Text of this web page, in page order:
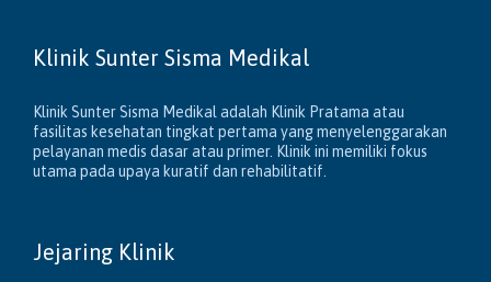
Klinik Sunter Sisma Medikal
Klinik Sunter Sisma Medikal adalah Klinik Pratama atau
fasilitas kesehatan tingkat pertama yang menyelenggarakan
pelayanan medis dasar atau primer. Klinik ini memiliki fokus
utama pada upaya kuratif dan rehabilitatif.
Jejaring Klinik